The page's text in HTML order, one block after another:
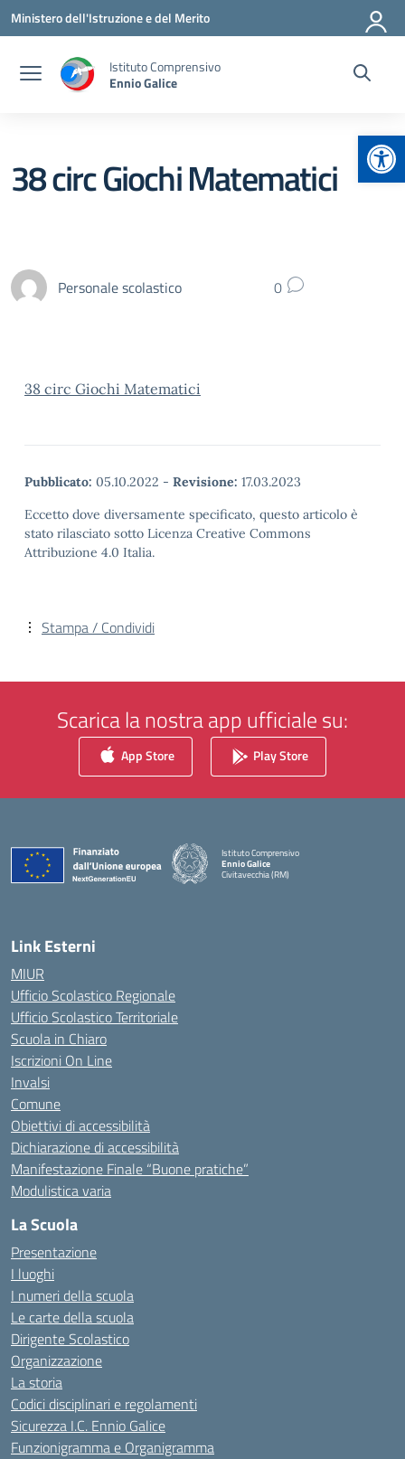
Vai ai contenuti
Vai al menu di navigazione
Vai al footer
Ministero dell'Istruzione e del Merito
Istituto Comprensivo
Ennio Galice
38 circ Giochi Matematici
Personale scolastico 0
38 circ Giochi Matematici
Pubblicato: 05.10.2022 - Revisione: 17.03.2023
Eccetto dove diversamente specificato, questo articolo è
stato rilasciato sotto Licenza Creative Commons
Attribuzione 4.0 Italia.
Stampa / Condividi
Scarica la nostra app ufficiale su:
App Store Play Store
Istituto Comprensivo
Ennio Galice
Civitavecchia (RM)
Link Esterni
MIUR
Ufficio Scolastico Regionale
Ufficio Scolastico Territoriale
Scuola in Chiaro
Iscrizioni On Line
Invalsi
Comune
Obiettivi di accessibilità
Dichiarazione di accessibilità
Manifestazione Finale “Buone pratiche”
Modulistica varia
La Scuola
Presentazione
I luoghi
I numeri della scuola
Le carte della scuola
Dirigente Scolastico
Organizzazione
La storia
Codici disciplinari e regolamenti
Sicurezza I.C. Ennio Galice
Funzionigramma e Organigramma